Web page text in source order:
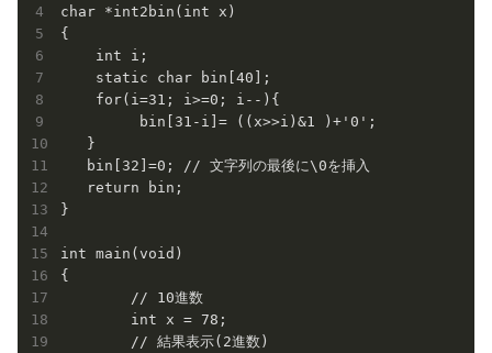
char *int2bin(int x)
{
    int i;
    static char bin[40];
    for(i=31; i>=0; i--){
         bin[31-i]= ((x>>i)&1 )+'0';
   }
   bin[32]=0; // 文字列の最後に\0を挿入
   return bin;
}
int main(void)
{